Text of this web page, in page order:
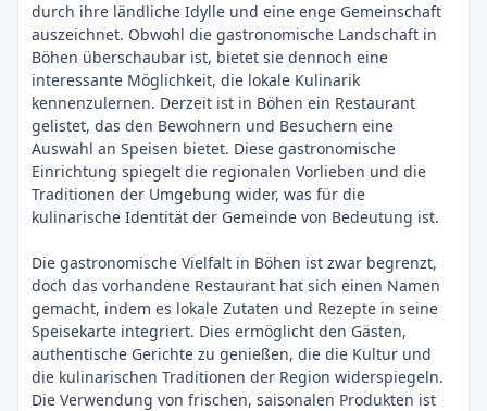
durch ihre ländliche Idylle und eine enge Gemeinschaft
auszeichnet. Obwohl die gastronomische Landschaft in
Böhen überschaubar ist, bietet sie dennoch eine
interessante Möglichkeit, die lokale Kulinarik
kennenzulernen. Derzeit ist in Böhen ein Restaurant
gelistet, das den Bewohnern und Besuchern eine
Auswahl an Speisen bietet. Diese gastronomische
Einrichtung spiegelt die regionalen Vorlieben und die
Traditionen der Umgebung wider, was für die
kulinarische Identität der Gemeinde von Bedeutung ist.
Die gastronomische Vielfalt in Böhen ist zwar begrenzt,
doch das vorhandene Restaurant hat sich einen Namen
gemacht, indem es lokale Zutaten und Rezepte in seine
Speisekarte integriert. Dies ermöglicht den Gästen,
authentische Gerichte zu genießen, die die Kultur und
die kulinarischen Traditionen der Region widerspiegeln.
Die Verwendung von frischen, saisonalen Produkten ist